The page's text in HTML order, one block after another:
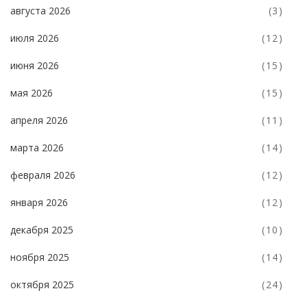
августа 2026 (3)
июля 2026 (12)
июня 2026 (15)
мая 2026 (15)
апреля 2026 (11)
марта 2026 (14)
февраля 2026 (12)
января 2026 (12)
декабря 2025 (10)
ноября 2025 (14)
октября 2025 (24)